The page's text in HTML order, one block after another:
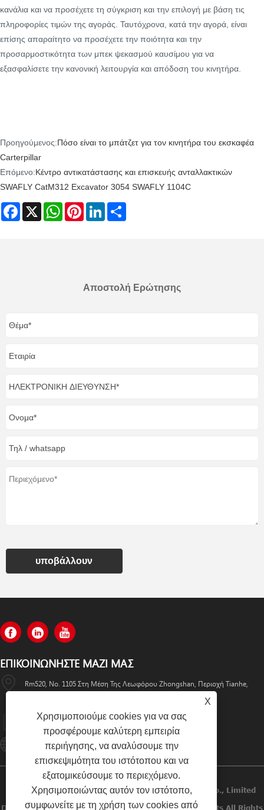
κανάλια και να προσέχετε τη σύγκριση και την επιλογή με βάση τις
πληροφορίες τιμών της αγοράς. Ταυτόχρονα, κατά την αγορά, είναι
επίσης απαραίτητο να προσέχετε την ποιότητα και την
προσαρμοστικότητα των μπεκ ψεκασμού καυσίμου για να
εξασφαλίσετε την κανονική λειτουργία και απόδοση του κινητήρα.
Προηγούμενος:Πόσο είναι το μπάτζετ για τον κινητήρα του εκσκαφέα
Carterpillar
Επόμενο:Κέντρο αντικατάστασης και επισκευής ανταλλακτικών
SWAFLY CatM312 Excavator 3054 SWAFLY 1104C
Facebook
X WhatsAppPinterestLinkedIn
Αποστολή Ερώτησης
υποβάλλουν
ΕΠΙΚΟΙΝΩΝΉΣΤΕ ΜΑΖΊ ΜΑΣ
Rm520, No. 1105 Στη Μέση Της Λεωφόρου Zhongshan, Περιοχή Tianhe,
+86-13501533176
Sales01@swaflyexcavator.cn
Πνευματικά Δικαιώματα © 2022 Swafly Machinery Co., Limited
Diesel Engines, Cabin Excavator, Excavator Engine Parts All Rights
X
Χρησιμοποιούμε cookies για να σας
προσφέρουμε καλύτερη εμπειρία
περιήγησης, να αναλύσουμε την
επισκεψιμότητα του ιστότοπου και να
εξατομικεύσουμε το περιεχόμενο.
Χρησιμοποιώντας αυτόν τον ιστότοπο,
συμφωνείτε με τη χρήση των cookies από